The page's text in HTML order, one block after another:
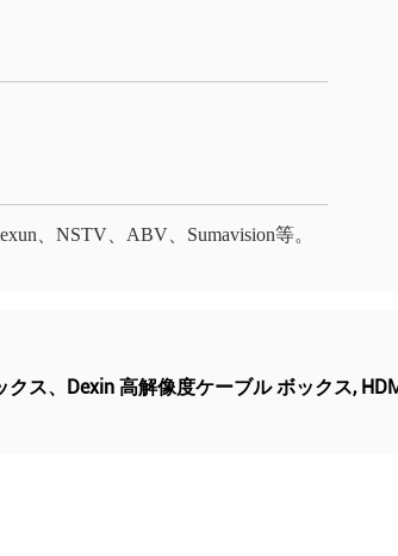
、NSTV、ABV、Sumavision等。
ス、Dexin 高解像度ケーブル ボックス,